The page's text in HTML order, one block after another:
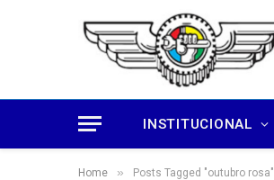
INSTITUCIONAL
Home » Posts Tagged "outubro rosa"